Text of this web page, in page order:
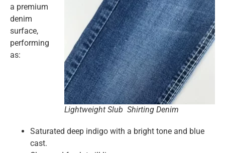
Lightweight Slub Shirting Denim
a premium
denim
surface,
performing
as:
Saturated deep indigo with a bright tone and blue
cast.